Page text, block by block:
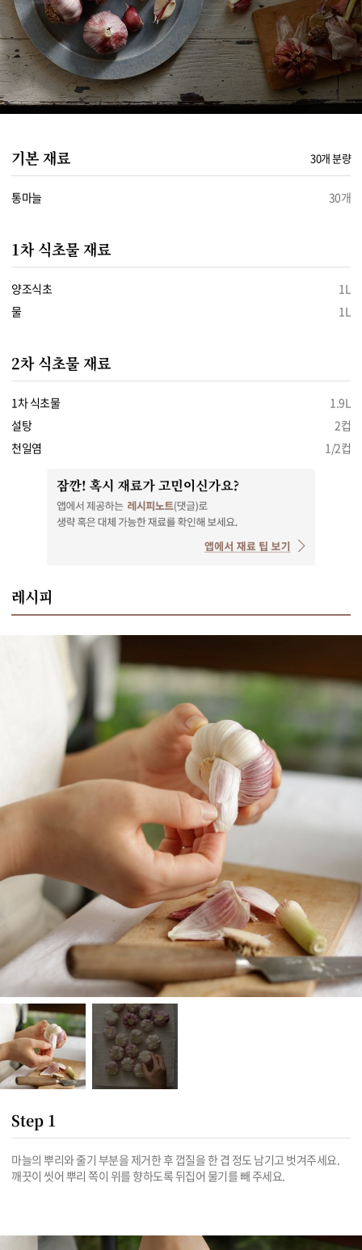
기본 재료 30개 분량
통마늘 30개
1차 식초물 재료
양조식초
1L
물
1L
2차 식초물 재료
1차 식초물
1.9L
설탕
2컵
천일염
1/2컵
레시피
Step 1
마늘의 뿌리와 줄기 부분을 제거한 후 껍질을 한 겹 정도 남기고 벗겨주세요.
깨끗이 씻어 뿌리 쪽이 위를 향하도록 뒤집어 물기를 빼 주세요.